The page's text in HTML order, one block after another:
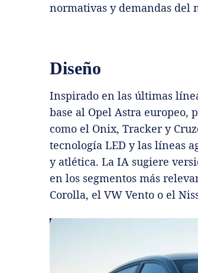
normativas y demandas del
Diseño
Inspirado en las últimas
base al Opel Astra europeo,
como el Onix, Tracker y
tecnología LED y las líneas
y atlética. La IA sugiere
en los segmentos más
Corolla, el VW Vento o el